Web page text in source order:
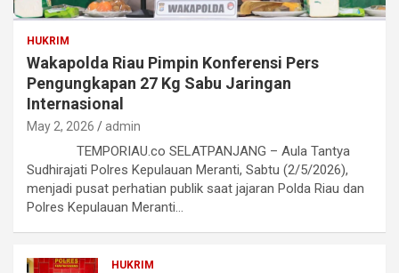
HUKRIM
Wakapolda Riau Pimpin Konferensi Pers
Pengungkapan 27 Kg Sabu Jaringan
Internasional
May 2, 2026 admin
TEMPORIAU.co SELATPANJANG – Aula Tantya
Sudhirajati Polres Kepulauan Meranti, Sabtu (2/5/2026),
menjadi pusat perhatian publik saat jajaran Polda Riau dan
Polres Kepulauan Meranti…
HUKRIM